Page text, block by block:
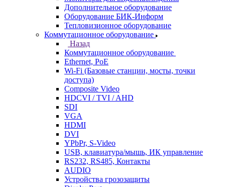
Дополнительное оборудование
Оборудование БИК-Информ
Тепловизионное оборудование
Коммутационное оборудование
Назад
Коммутационное оборудование
Ethernet, PoE
Wi-Fi (Базовые станции, мосты, точки
доступа)
Composite Video
HDCVI / TVI / AHD
SDI
VGA
HDMI
DVI
YPbPr, S-Video
USB, клавиатура/мышь, ИК управление
RS232, RS485, Контакты
AUDIO
Устройства грозозащиты